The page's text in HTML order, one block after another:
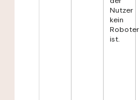
Nutzer
kein
Roboter
ist.